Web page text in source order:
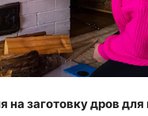
на заготовку дров